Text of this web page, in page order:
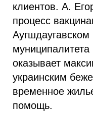
клиентов. А.
процесс
оказывает
украинским
временное
помощь.